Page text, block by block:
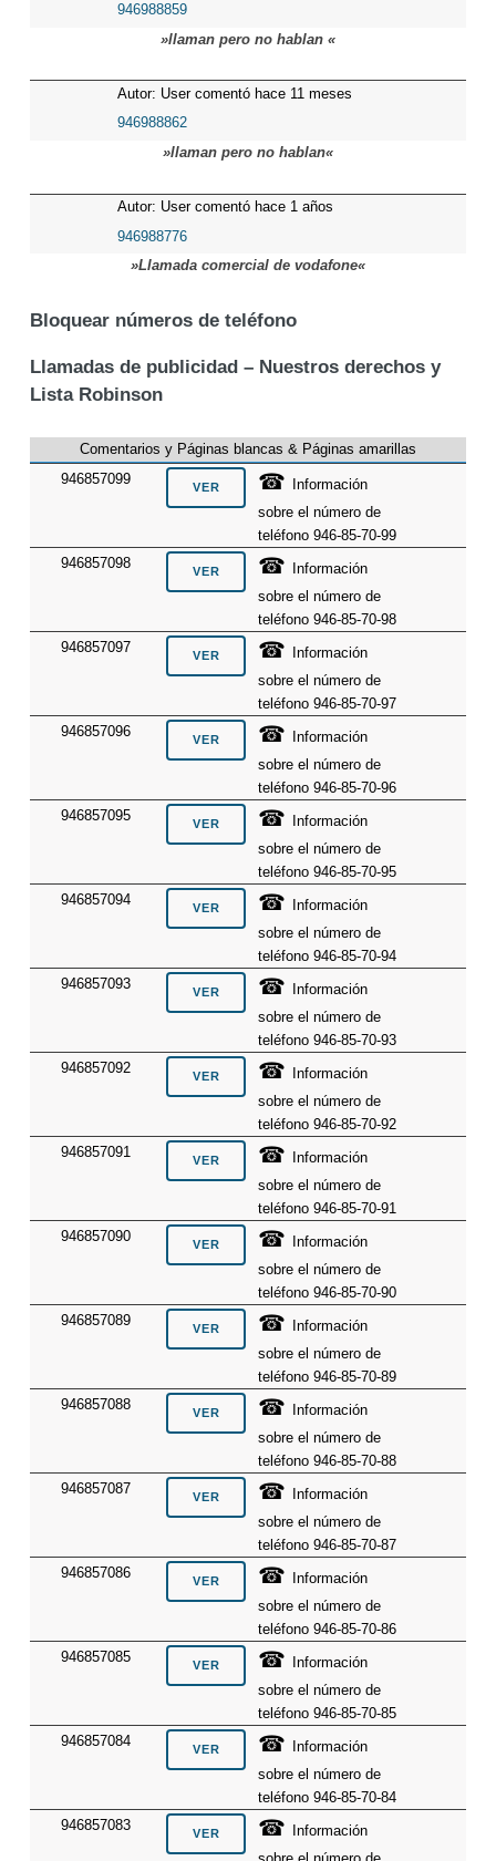
946988859
»llaman pero no hablan «
Autor: User comentó hace 11 meses
946988862
»llaman pero no hablan«
Autor: User comentó hace 1 años
946988776
»Llamada comercial de vodafone«
Bloquear números de teléfono
Llamadas de publicidad – Nuestros derechos y
Lista Robinson
Comentarios y Páginas blancas & Páginas amarillas
946857099
☎ Información
sobre el número de
teléfono 946-85-70-99
946857098
☎ Información
sobre el número de
teléfono 946-85-70-98
946857097
☎ Información
sobre el número de
teléfono 946-85-70-97
946857096
☎ Información
sobre el número de
teléfono 946-85-70-96
946857095
☎ Información
sobre el número de
teléfono 946-85-70-95
946857094
☎ Información
sobre el número de
teléfono 946-85-70-94
946857093
☎ Información
sobre el número de
teléfono 946-85-70-93
946857092
☎ Información
sobre el número de
teléfono 946-85-70-92
946857091
☎ Información
sobre el número de
teléfono 946-85-70-91
946857090
☎ Información
sobre el número de
teléfono 946-85-70-90
946857089
☎ Información
sobre el número de
teléfono 946-85-70-89
946857088
☎ Información
sobre el número de
teléfono 946-85-70-88
946857087
☎ Información
sobre el número de
teléfono 946-85-70-87
946857086
☎ Información
sobre el número de
teléfono 946-85-70-86
946857085
☎ Información
sobre el número de
teléfono 946-85-70-85
946857084
☎ Información
sobre el número de
teléfono 946-85-70-84
946857083
☎ Información